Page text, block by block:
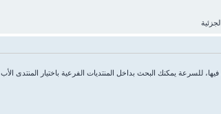
للسرعة يمكنك البحث بداخل المنتديات الفرعية باختيار المنتدى الأب